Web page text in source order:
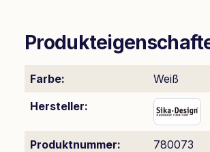
Farbe:
Weiß
Hersteller:
Produktnummer:
780073